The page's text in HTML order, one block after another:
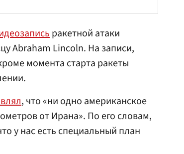
ракетной атаки
Abraham Lincoln. На записи,
момента старта ракеты
, что «ни одно американское
от Ирана». По его словам,
у нас есть специальный план